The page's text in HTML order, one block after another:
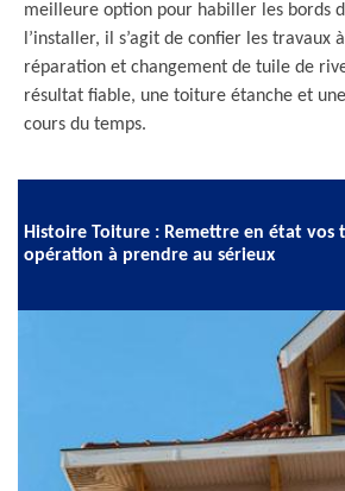
meilleure option pour habiller les bords
l’installer, il s’agit de confier les travaux
réparation et changement de tuile de
résultat fiable, une toiture étanche et
cours du temps.
Histoire Toiture : Remettre en état vos
opération à prendre au sérieux